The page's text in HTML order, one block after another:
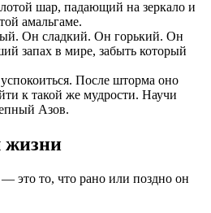
шар, падающий на зеркало и
амальгаме.
Он сладкий. Он горький. Он
запах в мире, забыть который
После шторма оно
к такой же мудрости. Научи
Азов.
жизни
это то, что рано или поздно он